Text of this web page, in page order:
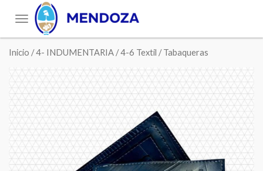
Toggle
navigation
Inicio /4- INDUMENTARIA /4-6 Textil / Tabaqueras